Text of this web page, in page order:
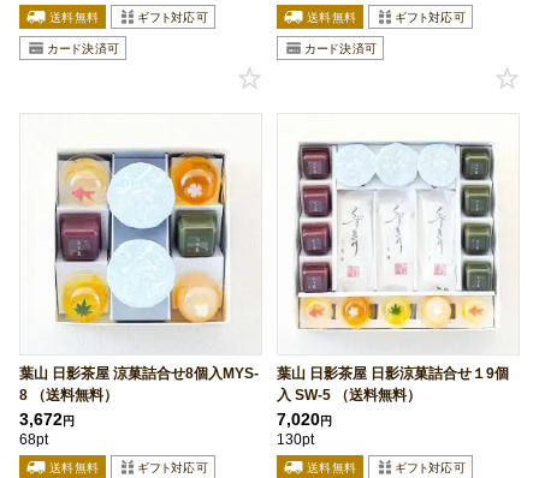
葉山 日影茶屋 涼菓詰合せ8個入MYS-
8 （送料無料）
3,672円
68pt
葉山 日影茶屋 日影涼菓詰合せ１9個
入 SW-5 （送料無料）
7,020円
130pt